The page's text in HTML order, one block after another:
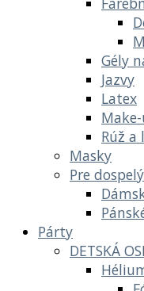
Gély
Jazvy
Latex
Rúž a
Masky
Pre
Párty
DETSKÁ